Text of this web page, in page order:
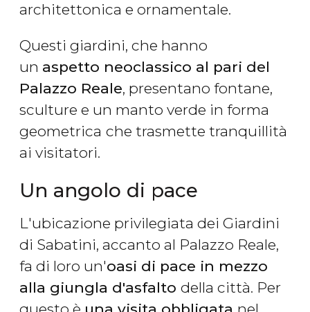
architettonica e ornamentale.
Questi giardini, che hanno
un aspetto neoclassico al pari del
Palazzo Reale, presentano fontane,
sculture e un manto verde in forma
geometrica che trasmette tranquillità
ai visitatori.
Un angolo di pace
L'ubicazione privilegiata dei Giardini
di Sabatini, accanto al Palazzo Reale,
fa di loro un'oasi di pace in mezzo
alla giungla d'asfalto della città. Per